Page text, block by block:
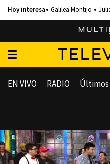
Galilea Montijo
EN VIVO RADIO Últimos